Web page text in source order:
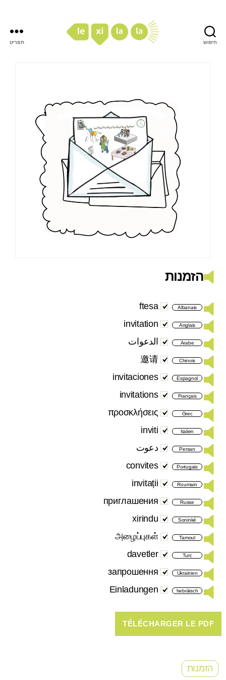
חיפוש תפריט
הזמנות
Albanais
ftesa
Anglais
invitation
Arabe الدعوات
Chinois
邀请
Espagnol
invitaciones
Français
invitations
Grec
προσκλήσεις
Italien
inviti
Persan دعوت
Portugais
convites
Roumain
invitații
Russe
приглашения
Soninké
xirindu
Tamoul
அழைப்புகள்
Turc
davetler
Ukrainien
запрошення
hebräisch
Einladungen
הזמנות